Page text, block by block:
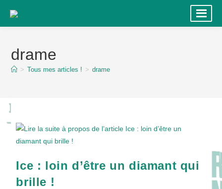
contentdrame
> Tous mes articles ! > drame
Ice : loin d’être un diamant qui
brille !